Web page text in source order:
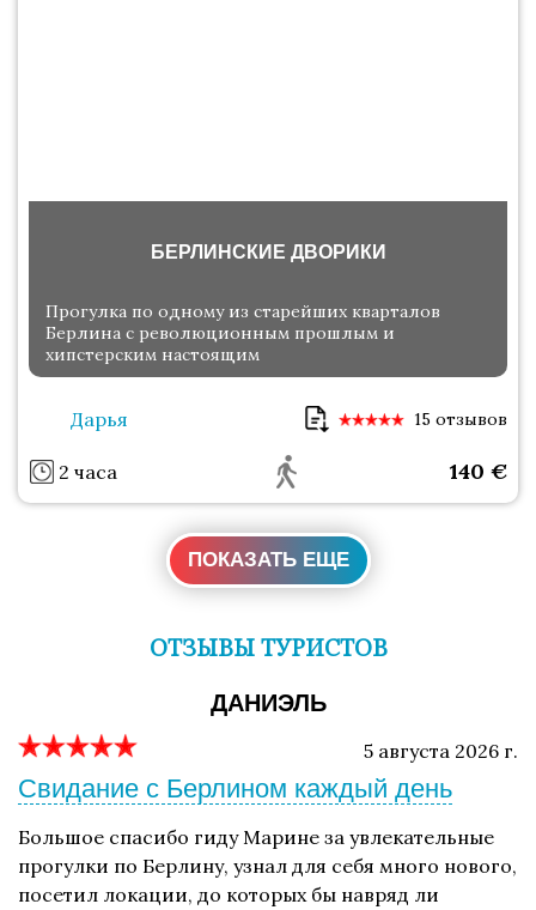
БЕРЛИНСКИЕ ДВОРИКИ
Прогулка по одному из старейших кварталов
Берлина с революционным прошлым и
хипстерским настоящим
Дарья 15 отзывов
2 часа 140 €
ПОКАЗАТЬ ЕЩЕ
ОТЗЫВЫ ТУРИСТОВ
ДАНИЭЛЬ
5 августа 2026 г.
Свидание с Берлином каждый день
Большое спасибо гиду Марине за увлекательные
прогулки по Берлину, узнал для себя много нового,
посетил локации, до которых бы навряд ли